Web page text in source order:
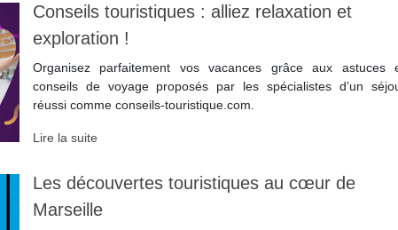
Conseils touristiques : alliez relaxation et
exploration !
Organisez parfaitement vos vacances grâce aux astuces
conseils de voyage proposés par les spécialistes d’un
réussi comme conseils-touristique.com.
Lire la suite
Les découvertes touristiques au cœur de
Marseille